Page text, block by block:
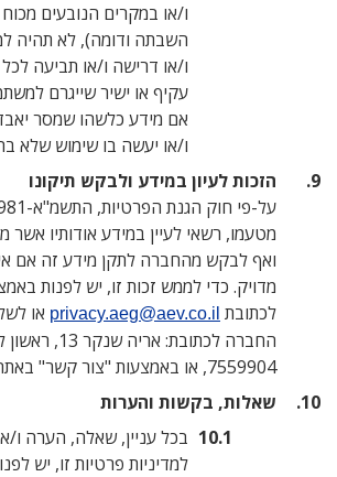
ו/או במקרים הנובעים מכוח עליון (מלחמה,
השבתה ודומה), לא תהיה למשתמש כל טענה
ו/או דרישה ו/או תביעה לכל נזק מכל סוג שהוא,
עקיף או ישיר שייגרם למשתמש או למי מטעמו,
אם מידע כלשהו שמסר יאבד או יגיע לגורם עוין
ו/או יעשה בו שימוש שלא בהרשאה.
במידע ולבקש תיקונו
על-פי חוק הגנת הפרטיות, התשמ"א-1981, המשתמש, או מי
לעיין במידע אודותיו אשר מצוי במאגר החברה
לתקן מידע זה אם אינו נכון, שלם או
זכות זו, יש לפנות באמצעות שליחת מייל
או לשלוח בקשה בכתב אל
החברה לכתובת: אריה שנקר 13, ראשון לציון, מיקוד
והערות
בכל עניין, שאלה, הערה ו/או בקשה בנוגע
למדיניות פרטיות זו, יש לפנות לחברה באחת